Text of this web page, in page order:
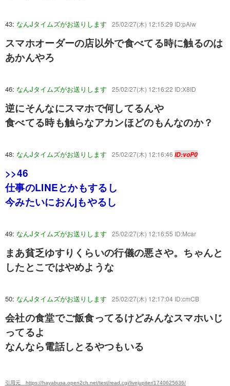
43: なんJタイムズがお送りします 25/02/27(木) 12:15:29 ID:pAlw
スマホオーダーの店以外で食べてる時に触るのは
あかんやろ
46: なんJタイムズがお送りします 25/02/27(木) 12:16:22 ID:X8ID
逆にそんなにスマホで何してるんや
食べてる時も触らなアカンほどのもんなのか？
48: なんJタイムズがお送りします 25/02/27(木) 12:16:46 ID:voP0
>>46
仕事のLINEとかもするし
今みたいにおんjもやるし
49: なんJタイムズがお送りします 25/02/27(木) 12:16:55 ID:Mcar
まあ貧乏ゆすりくらいの行儀の悪さや。ちゃんと
したとこではやめような
50: なんJタイムズがお送りします 25/02/27(木) 12:17:04 ID:cmCB
会社の食堂でご飯食ってるけどみんなスマホいじ
ってるよ
なんなら電話しとるやつもいる
引用元 https://hayabusa.open2ch.net/test/read.cgi/livejupiter/1740625636/